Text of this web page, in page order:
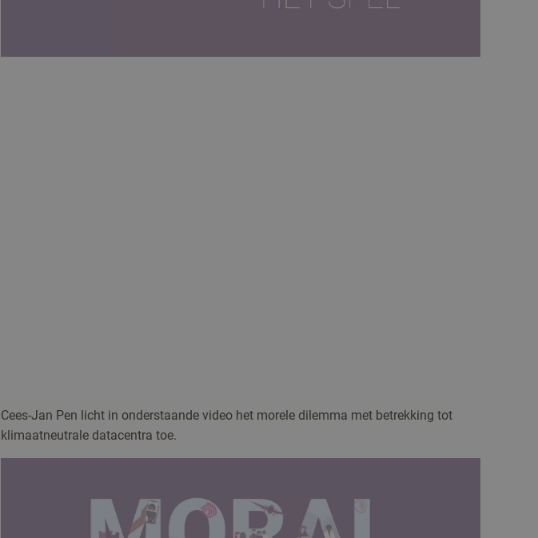
Cees-Jan Pen licht in onderstaande video het morele dilemma met betrekking tot
klimaatneutrale datacentra toe.